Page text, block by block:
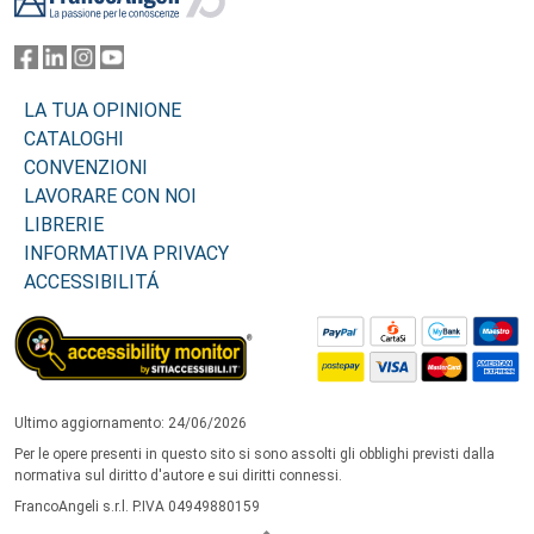
LA TUA OPINIONE
CATALOGHI
CONVENZIONI
LAVORARE CON NOI
LIBRERIE
INFORMATIVA PRIVACY
ACCESSIBILITÁ
Ultimo aggiornamento: 24/06/2026
Per le opere presenti in questo sito si sono assolti gli obblighi previsti dalla
normativa sul diritto d'autore e sui diritti connessi.
FrancoAngeli s.r.l. P.IVA 04949880159